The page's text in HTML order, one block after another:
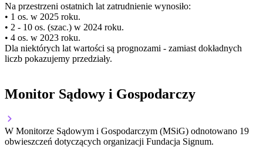
Na przestrzeni ostatnich lat zatrudnienie wynosiło:
• 1 os. w 2025 roku.
• 2 - 10 os. (szac.) w 2024 roku.
• 4 os. w 2023 roku.
Dla niektórych lat wartości są prognozami - zamiast dokładnych
liczb pokazujemy przedziały.
Monitor Sądowy i Gospodarczy
W Monitorze Sądowym i Gospodarczym (MSiG) odnotowano 19
obwieszczeń dotyczących organizacji Fundacja Signum.